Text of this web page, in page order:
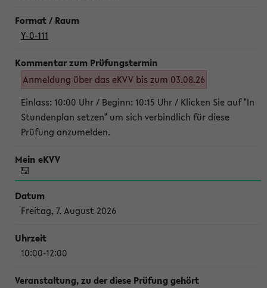
Y-0-111
Anmeldung über das eKVV bis zum 03.08.26
Einlass: 10:00 Uhr / Beginn: 10:15 Uhr / Klicken Sie auf "In
Stundenplan setzen" um sich verbindlich für diese
Prüfung anzumelden.
Freitag, 7. August 2026
10:00-12:00